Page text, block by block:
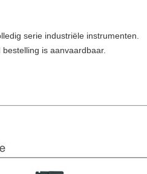
serie industriële instrumenten.
is aanvaardbaar.